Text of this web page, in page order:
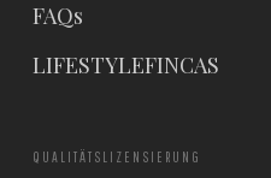
FAQs
LIFESTYLEFINCAS
QUALITÄTSLIZENSIERUNG